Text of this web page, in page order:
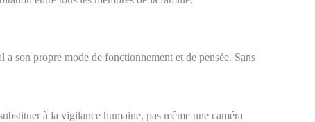
son propre mode de fonctionnement et de pensée. Sans
à la vigilance humaine, pas même une caméra